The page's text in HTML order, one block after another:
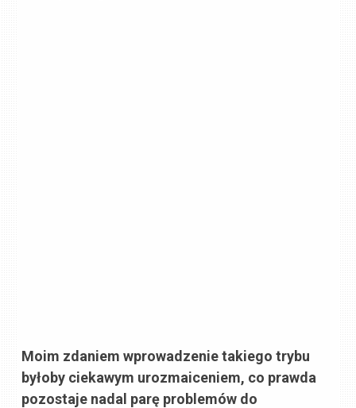
Moim zdaniem wprowadzenie takiego trybu
byłoby ciekawym urozmaiceniem, co prawda
pozostaje nadal parę problemów do